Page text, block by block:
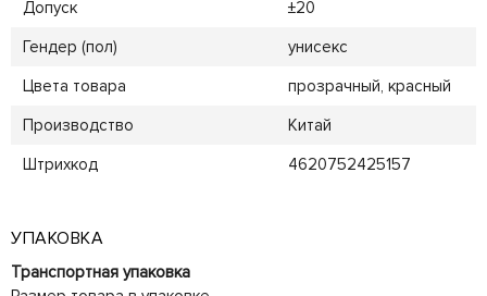
Допуск
±20
Гендер (пол)
унисекс
Цвета товара
прозрачный, красный
Производство
Китай
Штрихкод
4620752425157
УПАКОВКА
Транспортная упаковка